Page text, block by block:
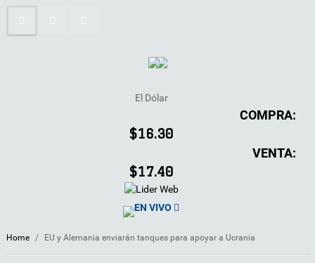
El Dólar
COMPRA:
$16.30
VENTA:
$17.40
EN VIVO
Home / EU y Alemania enviarán tanques para apoyar a Ucrania